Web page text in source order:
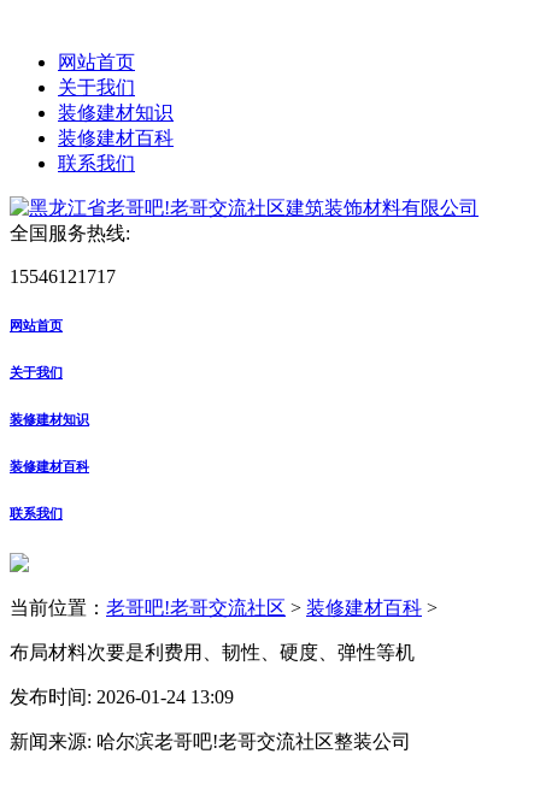
网站首页
关于我们
装修建材知识
装修建材百科
联系我们
全国服务热线:
15546121717
网站首页
关于我们
装修建材知识
装修建材百科
联系我们
当前位置： 老哥吧!老哥交流社区 > 装修建材百科 >
布局材料次要是利费用、韧性、硬度、弹性等机
发布时间: 2026-01-24 13:09
新闻来源: 哈尔滨老哥吧!老哥交流社区整装公司